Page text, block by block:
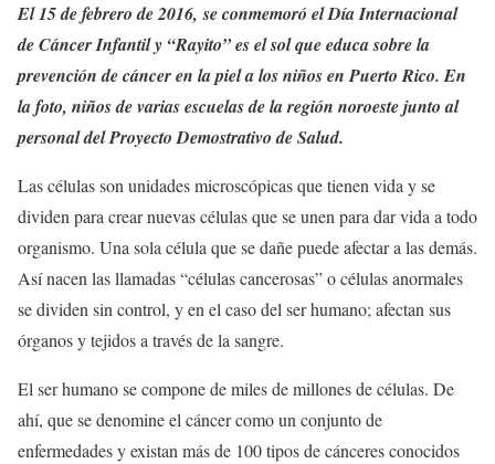
El 15 de febrero de 2016, se conmemoró el Día Internacional
de Cáncer Infantil y “Rayito” es el sol que educa sobre la
prevención de cáncer en la piel a los niños en Puerto Rico. En
la foto, niños de varias escuelas de la región noroeste junto al
personal del Proyecto Demostrativo de Salud.
Las células son unidades microscópicas que tienen vida y se
dividen para crear nuevas células que se unen para dar vida a todo
organismo. Una sola célula que se dañe puede afectar a las demás.
Así nacen las llamadas “células cancerosas” o células anormales
se dividen sin control, y en el caso del ser humano; afectan sus
órganos y tejidos a través de la sangre.
El ser humano se compone de miles de millones de células. De
ahí, que se denomine el cáncer como un conjunto de
enfermedades y existan más de 100 tipos de cánceres conocidos